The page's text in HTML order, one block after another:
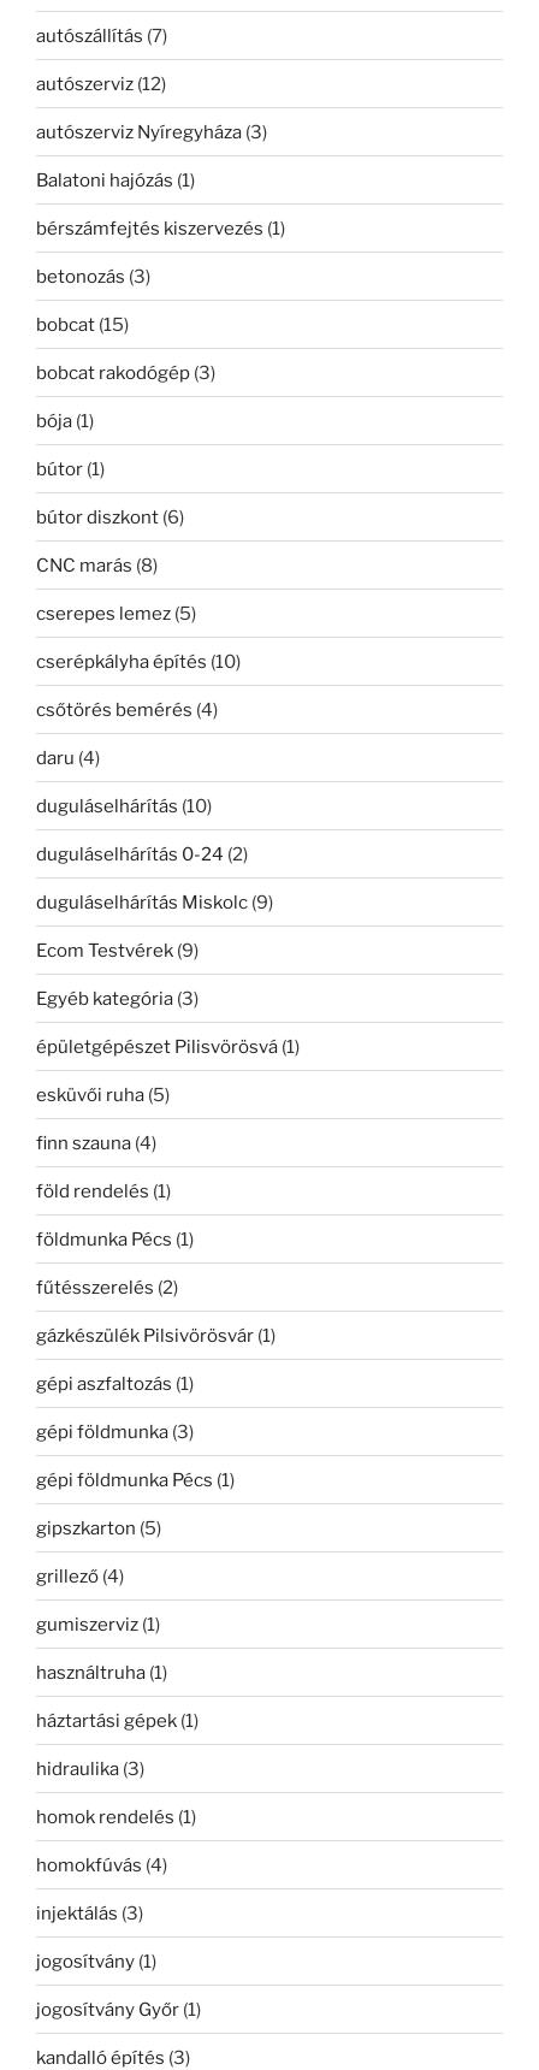
autószállítás (7)
autószerviz (12)
autószerviz Nyíregyháza (3)
Balatoni hajózás (1)
bérszámfejtés kiszervezés (1)
betonozás (3)
bobcat (15)
bobcat rakodógép (3)
bója (1)
bútor (1)
bútor diszkont (6)
CNC marás (8)
cserepes lemez (5)
cserépkályha építés (10)
csőtörés bemérés (4)
daru (4)
duguláselhárítás (10)
duguláselhárítás 0-24 (2)
duguláselhárítás Miskolc (9)
Ecom Testvérek (9)
Egyéb kategória (3)
épületgépészet Pilisvörösvá (1)
esküvői ruha (5)
finn szauna (4)
föld rendelés (1)
földmunka Pécs (1)
fűtésszerelés (2)
gázkészülék Pilsivörösvár (1)
gépi aszfaltozás (1)
gépi földmunka (3)
gépi földmunka Pécs (1)
gipszkarton (5)
grillező (4)
gumiszerviz (1)
használtruha (1)
háztartási gépek (1)
hidraulika (3)
homok rendelés (1)
homokfúvás (4)
injektálás (3)
jogosítvány (1)
jogosítvány Győr (1)
kandalló építés (3)